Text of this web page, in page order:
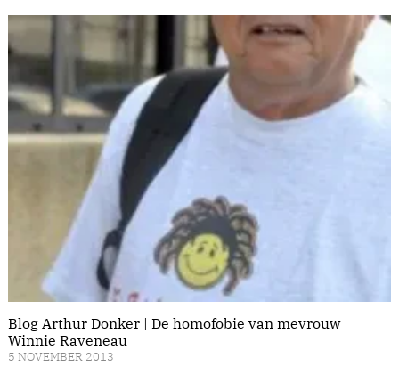
Blog Arthur Donker | De homofobie van mevrouw
Winnie Raveneau
5 NOVEMBER 2013